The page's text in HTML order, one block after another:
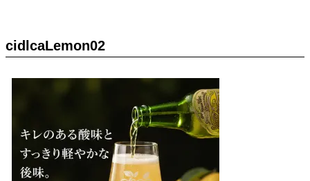
cidlcaLemon02